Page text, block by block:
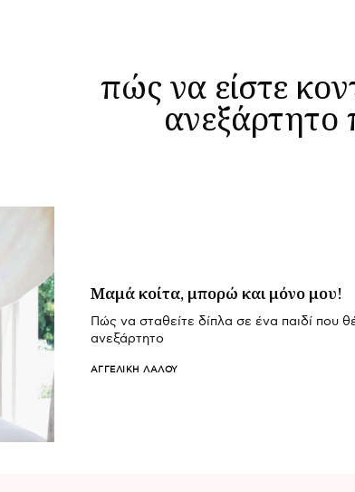
πώς να είστε
ανεξάρτητο
Μαμά κοίτα, μπορώ και μόνο μου!
Πώς να σταθείτε δίπλα σε ένα παιδί που
ανεξάρτητο
ΑΓΓΕΛΙΚΉ ΛΆΛΟΥ